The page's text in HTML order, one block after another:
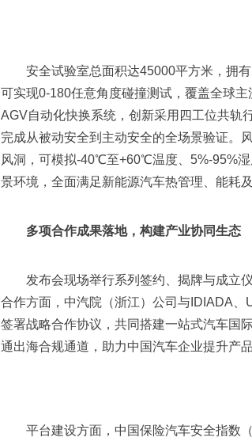
安全试验室总面积达45000平方米，拥
可实现0-180任意角度碰撞测试，覆盖全球
AGV自动化快换系统，创新采用四工位共轨
完成从被动安全到主动安全的全场景验证。
风洞，可模拟-40℃至+60℃温度、5%-95%
景环境，全面满足新能源汽车热管理、能耗
多项合作成果落地，构建产业协同生态
发布会现场举行系列签约、揭牌与成立
合作方面，中汽院（浙江）公司与IDIADA
签署战略合作协议，共同搭建一站式汽车国
通出海合规通道，助力中国汽车企业提升产品
平台建设方面，中国保险汽车安全指数